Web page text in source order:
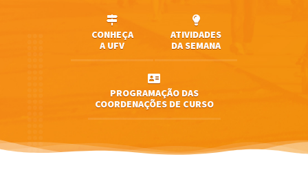
CONHEÇA
A UFV
ATIVIDADES
DA SEMANA
PROGRAMAÇÃO DAS
COORDENAÇÕES DE CURSO